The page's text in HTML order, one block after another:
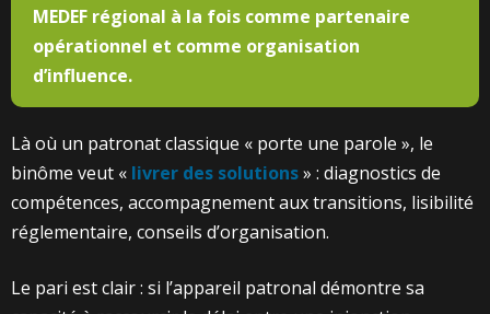
MEDEF régional à la fois comme partenaire
opérationnel et comme organisation
d’influence.
Là où un patronat classique « porte une parole », le
binôme veut « livrer des solutions» : diagnostics de
compétences, accompagnement aux transitions, lisibilité
réglementaire, conseils d’organisation.
Le pari est clair : si l’appareil patronal démontre sa